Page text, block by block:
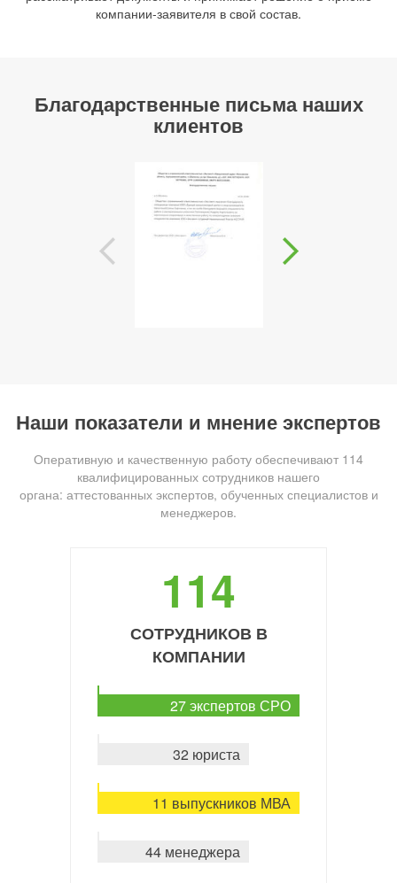
компании-заявителя в свой состав.
Благодарственные письма наших
клиентов
Наши показатели и мнение экспертов
Оперативную и качественную работу обеспечивают 114
квалифицированных сотрудников нашего
органа: аттестованных экспертов, обученных специалистов и
менеджеров.
114
СОТРУДНИКОВ В
КОМПАНИИ
27 экспертов СРО
32 юриста
11 выпускников МВА
44 менеджера